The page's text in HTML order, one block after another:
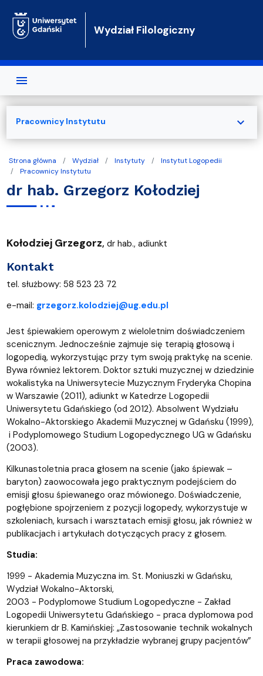
Wydział Filologiczny
Strona główna Wydział Instytuty
Instytut Logopedii
Pracownicy Instytutu
dr hab. Grzegorz Kołodziej
Kołodziej Grzegorz, dr hab., adiunkt
Kontakt
tel. służbowy: 58 523 23 72
e-mail: grzegorz.kolodziej@ug.edu.pl
Jest śpiewakiem operowym z wieloletnim doświadczeniem
scenicznym. Jednocześnie zajmuje się terapią głosową i
logopedią, wykorzystując przy tym swoją praktykę na scenie.
Bywa również lektorem. Doktor sztuki muzycznej w dziedzinie
wokalistyka na Uniwersytecie Muzycznym Fryderyka Chopina
w Warszawie (2011), adiunkt w Katedrze Logopedii
Uniwersytetu Gdańskiego (od 2012). Absolwent Wydziału
Wokalno-Aktorskiego Akademii Muzycznej w Gdańsku (1999),
i Podyplomowego Studium Logopedycznego UG w Gdańsku
(2003).
Kilkunastoletnia praca głosem na scenie (jako śpiewak –
baryton) zaowocowała jego praktycznym podejściem do
emisji głosu śpiewanego oraz mówionego. Doświadczenie,
pogłębione spojrzeniem z pozycji logopedy, wykorzystuje w
szkoleniach, kursach i warsztatach emisji głosu, jak również w
publikacjach i artykułach dotyczących pracy z głosem.
Studia:
1999 - Akademia Muzyczna im. St. Moniuszki w Gdańsku,
Wydział Wokalno-Aktorski,
2003 - Podyplomowe Studium Logopedyczne - Zakład
Logopedii Uniwersytetu Gdańskiego - praca dyplomowa pod
kierunkiem dr B. Kamińskiej: „Zastosowanie technik wokalnych
w terapii głosowej na przykładzie wybranej grupy pacjentów”
Praca zawodowa:
Pracownicy Instytutu expand_more